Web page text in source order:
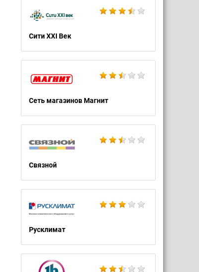
Сити XXI Век
Сеть магазинов Магнит
Связной
Русклимат